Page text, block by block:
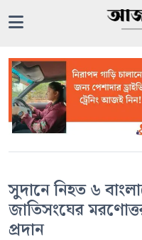
সুদানে নিহত ৬
জাতিসংঘের
প্রদান